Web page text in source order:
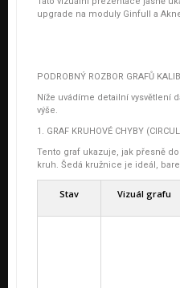
upgrade na moduly Ginfull a
PODROBNÝ ROZBOR GRAFŮ
Níže uvádíme detailní vysvětlení
výše.
1. GRAF KRUHOVÉ CHYBY
Tento graf ukazuje, jak přesně
kruh. Šedá kružnice je ideál,
Stav Vizuál grafu